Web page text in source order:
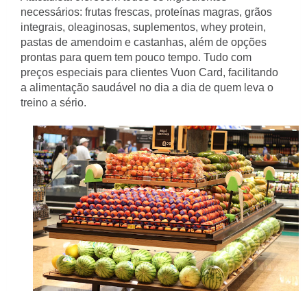
necessários: frutas frescas, proteínas magras, grãos
integrais, oleaginosas, suplementos, whey protein,
pastas de amendoim e castanhas, além de opções
prontas para quem tem pouco tempo. Tudo com
preços especiais para clientes Vuon Card, facilitando
a alimentação saudável no dia a dia de quem leva o
treino a sério.